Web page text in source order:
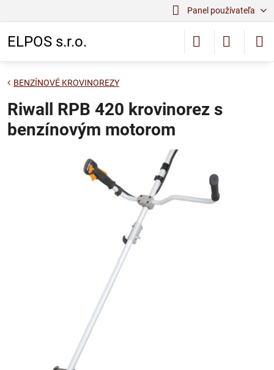
Panel používateľa
ELPOS s.r.o.
BENZÍNOVÉ KROVINOREZY
Riwall RPB 420 krovinorez s
benzínovým motorom